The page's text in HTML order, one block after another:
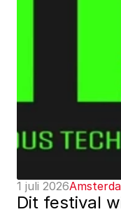
1 juli 2026
Dit festival